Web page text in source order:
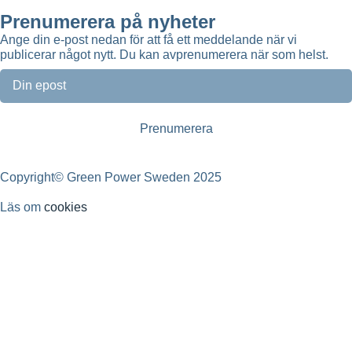
Prenumerera på nyheter
Ange din e-post nedan för att få ett meddelande när vi
publicerar något nytt. Du kan avprenumerera när som helst.
Copyright© Green Power Sweden 2025
Läs om cookies